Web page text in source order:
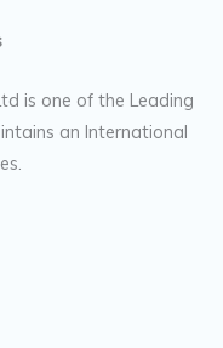
is one of the Leading
an International